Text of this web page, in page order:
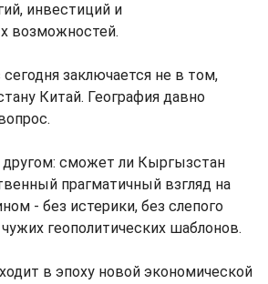
инвестиций и
возможностей.
заключается не в том,
Китай. География давно
другом: сможет ли Кыргызстан
прагматичный взгляд на
- без истерики, без слепого
геополитических шаблонов.
в эпоху новой экономической